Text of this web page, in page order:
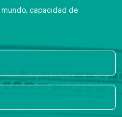
mundo, capacidad de